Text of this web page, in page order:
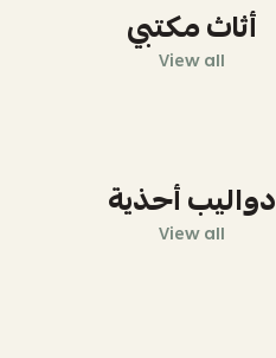
أثاث مكتبي
View all
دواليب أحذية
View all